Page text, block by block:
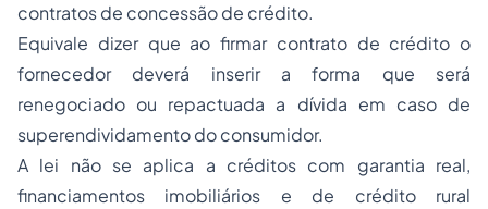
contratos de concessão de crédito.
Equivale dizer que ao firmar contrato de crédito o
fornecedor deverá inserir a forma que será
renegociado ou repactuada a dívida em caso de
superendividamento do consumidor.
A lei não se aplica a créditos com garantia real,
financiamentos imobiliários e de crédito rural